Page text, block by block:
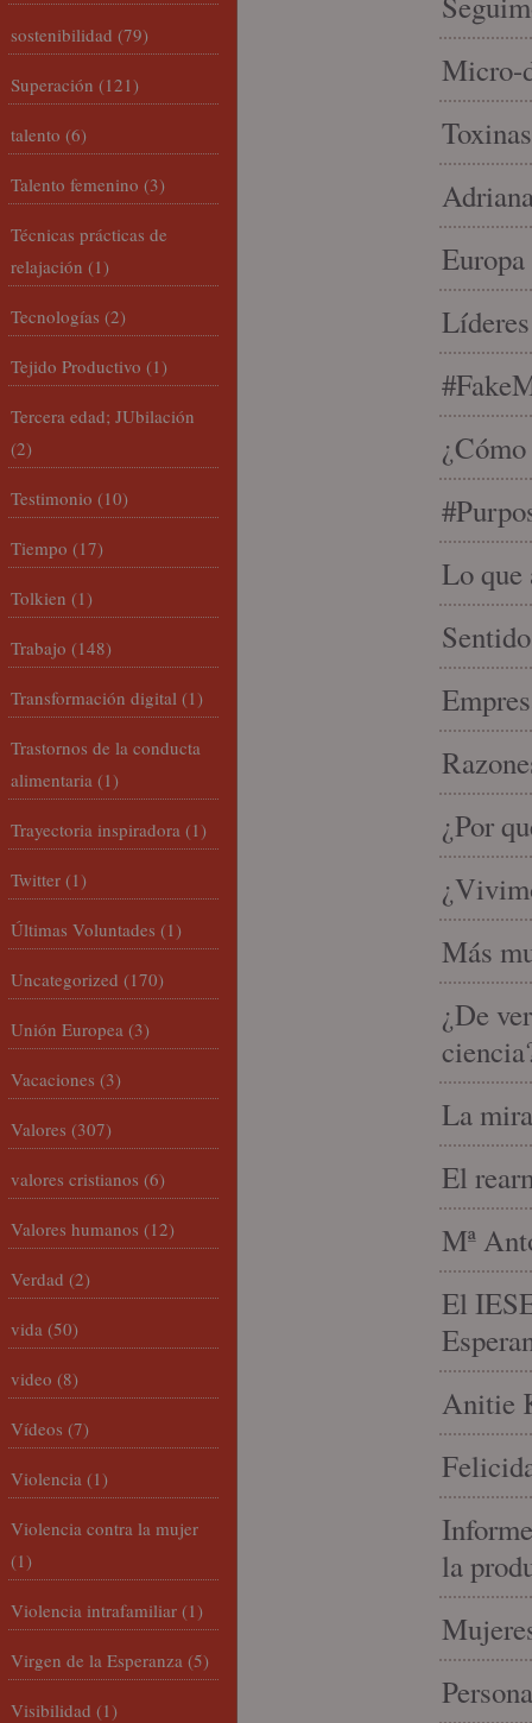
Micro-
Lo que
¿Por
Más
¿De
La
El
Mª
El
Anitie
la
sostenibilidad (79)
Superación (121)
talento (6)
Talento femenino (3)
Técnicas prácticas de
relajación (1)
Tecnologías (2)
Tejido Productivo (1)
Tercera edad; JUbilación
(2)
Testimonio (10)
Tiempo (17)
Tolkien (1)
Trabajo (148)
Transformación digital (1)
Trastornos de la conducta
alimentaria (1)
Trayectoria inspiradora (1)
Twitter (1)
Últimas Voluntades (1)
Uncategorized (170)
Unión Europea (3)
Vacaciones (3)
Valores (307)
valores cristianos (6)
Valores humanos (12)
Verdad (2)
vida (50)
video (8)
Vídeos (7)
Violencia (1)
Violencia contra la mujer
(1)
Violencia intrafamiliar (1)
Virgen de la Esperanza (5)
Visibilidad (1)